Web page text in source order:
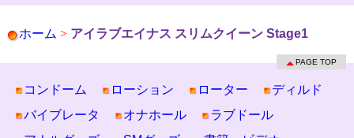
ホーム > アイラブエイナス スリムクイーン Stage1
PAGE TOP
コンドーム ローション ローター
ディルド
バイブレータ
オナホール
ラブドール